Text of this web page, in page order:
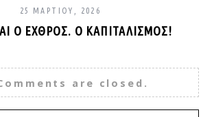
25 ΜΑΡΤΊΟΥ, 2026
Ο ΕΧΘΡΌΣ. Ο ΚΑΠΙΤΑΛΙΣΜΌΣ!
are closed.